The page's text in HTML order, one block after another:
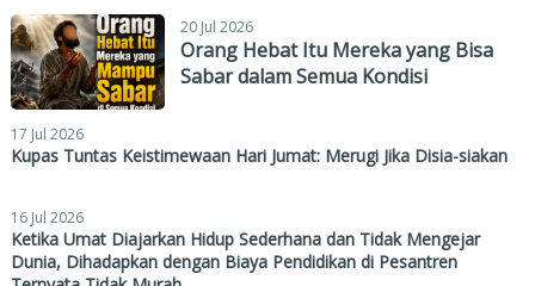
20 Jul 2026
Orang Hebat Itu Mereka yang Bisa
Sabar dalam Semua Kondisi
17 Jul 2026
Kupas Tuntas Keistimewaan Hari Jumat: Merugi Jika Disia-siakan
16 Jul 2026
Ketika Umat Diajarkan Hidup Sederhana dan Tidak Mengejar
Dunia, Dihadapkan dengan Biaya Pendidikan di Pesantren